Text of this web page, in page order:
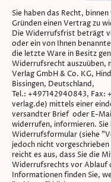
Sie haben das Recht,
Gründen einen Vertrag zu
Die Widerrufsfrist beträgt
oder ein von Ihnen
die letzte Ware in Besitz
Widerrufsrecht auszuüben,
Verlag GmbH & Co. KG,
Bissingen, Deutschland,
Tel.: +497142940843,
verlag.de) mittels einer
versandter Brief oder E-
widerrufen, informieren.
Widerrufsformular (siehe
jedoch nicht
reicht es aus, dass Sie die
Widerrufsrechts vor
Informationen finden Sie,